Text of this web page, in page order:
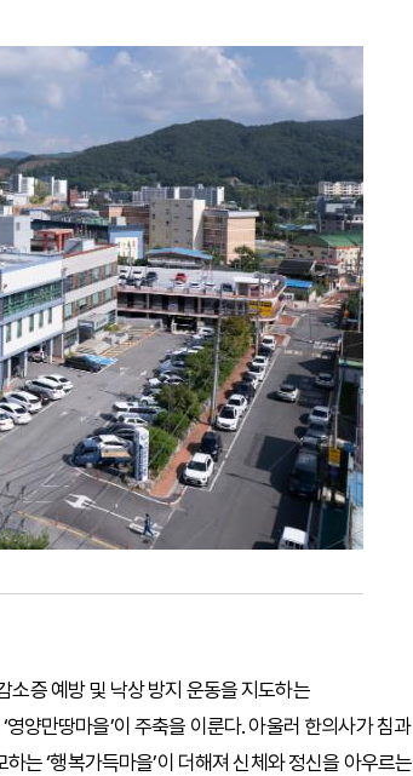
소증 예방 및 낙상 방지 운동을 지도하는
양만땅마을’이 주축을 이룬다. 아울러 한의사가 침과
는 ‘행복가득마을’이 더해져 신체와 정신을 아우르는